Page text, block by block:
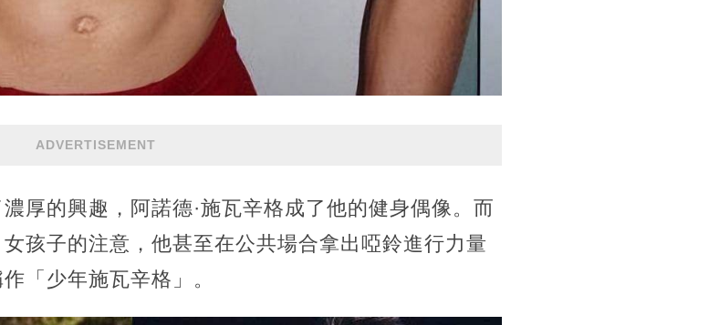
ADVERTISEMENT
厚的興趣，阿諾德·施瓦辛格成了他的健身偶像。而
孩子的注意，他甚至在公共場合拿出啞鈴進行力量
「少年施瓦辛格」。